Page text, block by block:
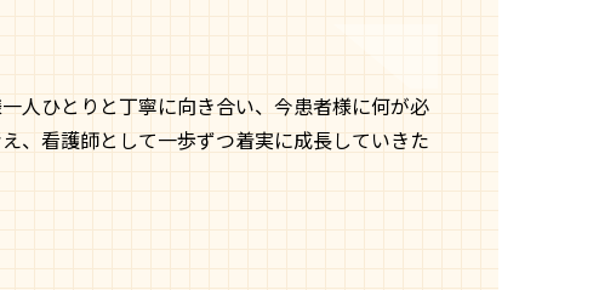
人ひとりと丁寧に向き合い、今患者様に何が必
、看護師として一歩ずつ着実に成長していきた